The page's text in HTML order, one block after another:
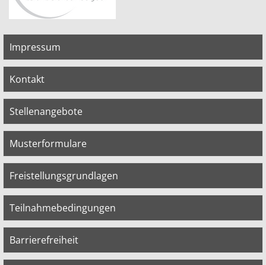
Impressum
Kontakt
Stellenangebote
Musterformulare
Freistellungsgrundlagen
Teilnahmebedingungen
Barrierefreiheit